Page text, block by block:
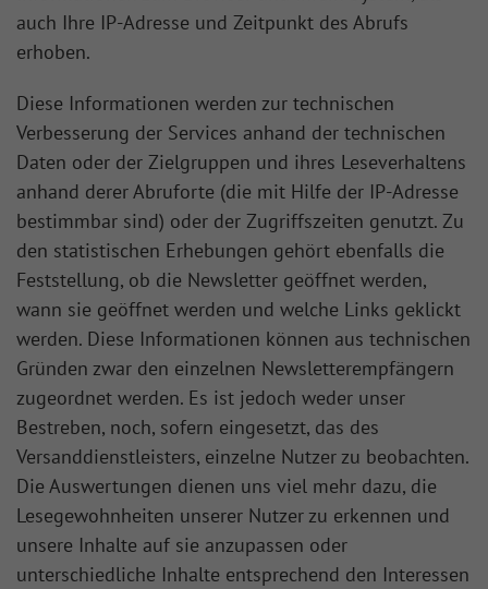
auch Ihre IP-Adresse und Zeitpunkt des Abrufs
erhoben.
Diese Informationen werden zur technischen
Verbesserung der Services anhand der technischen
Daten oder der Zielgruppen und ihres Leseverhaltens
anhand derer Abruforte (die mit Hilfe der IP-Adresse
bestimmbar sind) oder der Zugriffszeiten genutzt. Zu
den statistischen Erhebungen gehört ebenfalls die
Feststellung, ob die Newsletter geöffnet werden,
wann sie geöffnet werden und welche Links geklickt
werden. Diese Informationen können aus technischen
Gründen zwar den einzelnen Newsletterempfängern
zugeordnet werden. Es ist jedoch weder unser
Bestreben, noch, sofern eingesetzt, das des
Versanddienstleisters, einzelne Nutzer zu beobachten.
Die Auswertungen dienen uns viel mehr dazu, die
Lesegewohnheiten unserer Nutzer zu erkennen und
unsere Inhalte auf sie anzupassen oder
unterschiedliche Inhalte entsprechend den Interessen